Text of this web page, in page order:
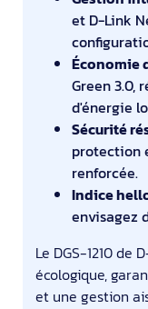
et D-Link
Économie
Green 3.0,
d'énergie
Sécurité
protection
renforcée.
Indice
envisagez
Le DGS-1210 de
écologique,
et une gestion